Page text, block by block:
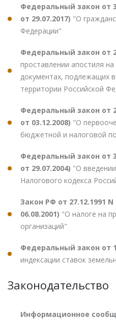
Федеральный закон от
от 29.07.2017) "О
Федерации"
Федеральный закон от
проставлении апостиля
документах, подлежащих
территории Российской
Федеральный закон от
от 03.12.2008) "О
бюджетной и налоговой
Федеральный закон от
от 29.07.2004) "О
Налогового кодекса
Закон РФ от 27.12.1991
06.08.2001) "О налоге на
организаций"
Федеральный закон от
индексации ставок
Законодательство
Информационное